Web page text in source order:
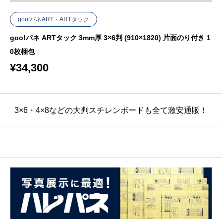
goo!パネART・ARTタック
goo!パネ ARTタック 3mm厚 3×6判 (910×1820) 片面のり付き 1
0枚梱包
¥34,300
3×6・4×8などの大判スチレンボードも全て激安通販！